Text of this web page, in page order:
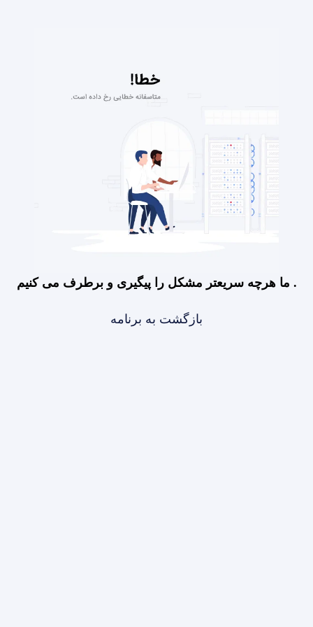
ما هرچه سریعتر مشکل را پیگیری و برطرف می کنیم .
بازگشت به برنامه